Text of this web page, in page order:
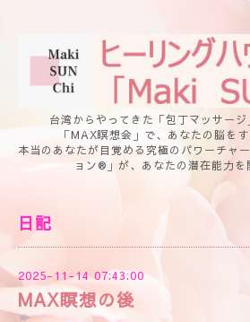
台湾からやってきた「包丁マッサー
「MAX瞑想会」で、あなたの脳を
本当のあなたが目覚める究極のパワーチャ
ョン®」が、あなたの潜在能力を
日記
2025-11-14 07:43:00
MAX瞑想の後